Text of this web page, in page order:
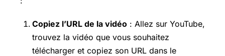
Copiez l’URL de la vidéo : Allez sur YouTube,
trouvez la vidéo que vous souhaitez
télécharger et copiez son URL dans le